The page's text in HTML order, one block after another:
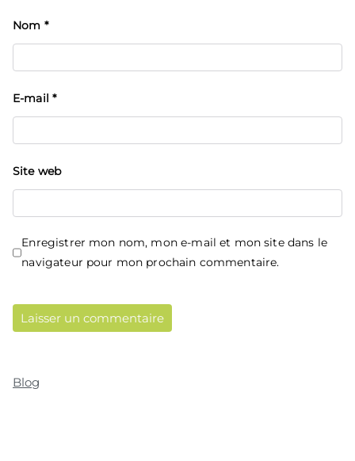
Nom *
E-mail*
Site web
Enregistrer mon nom, mon e-mail et mon site dans le
navigateur pour mon prochain commentaire.
Blog